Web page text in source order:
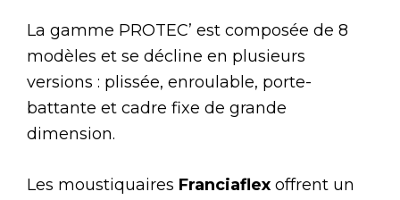
La gamme PROTEC’ est composée de 8
modèles et se décline en plusieurs
versions : plissée, enroulable, porte-
battante et cadre fixe de grande
dimension.
Les moustiquaires Franciaflex offrent un